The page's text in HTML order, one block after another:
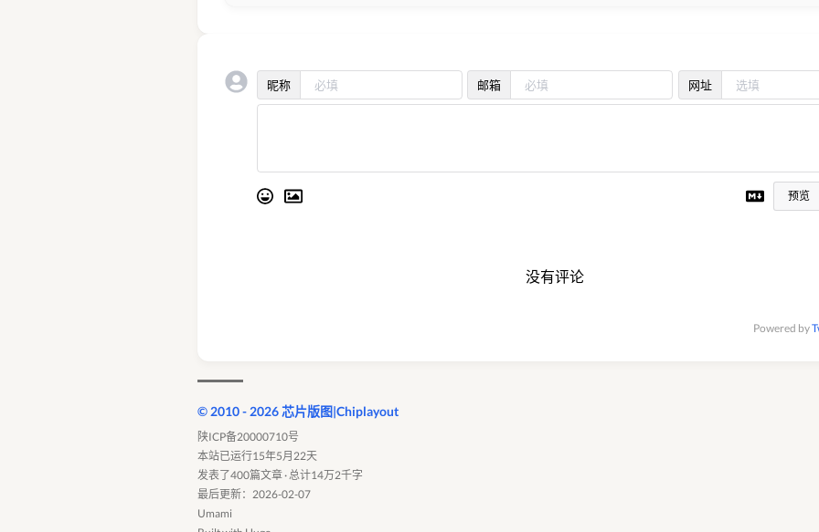
昵称 邮箱 网址
预览
没有评论
Powered by
© 2010 - 2026 芯片版图|Chiplayout
陕ICP备20000710号
本站已运行15年5月22天
发表了400篇文章 · 总计14万2千字
最后更新：2026-02-07
Umami